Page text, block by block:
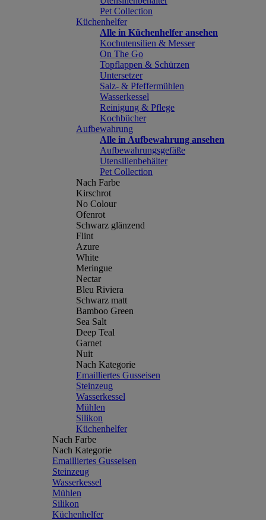
Pet Collection
Küchenhelfer
Alle in Küchenhelfer ansehen
Kochutensilien & Messer
On The Go
Topflappen & Schürzen
Untersetzer
Salz- & Pfeffermühlen
Wasserkessel
Reinigung & Pflege
Kochbücher
Aufbewahrung
Alle in Aufbewahrung ansehen
Aufbewahrungsgefäße
Utensilienbehälter
Pet Collection
Nach Farbe
Kirschrot
No Colour
Ofenrot
Schwarz glänzend
Flint
Azure
White
Meringue
Nectar
Bleu Riviera
Schwarz matt
Bamboo Green
Sea Salt
Deep Teal
Garnet
Nuit
Nach Kategorie
Emailliertes Gusseisen
Steinzeug
Wasserkessel
Mühlen
Silikon
Küchenhelfer
Nach Farbe
Nach Kategorie
Emailliertes Gusseisen
Steinzeug
Wasserkessel
Mühlen
Silikon
Küchenhelfer